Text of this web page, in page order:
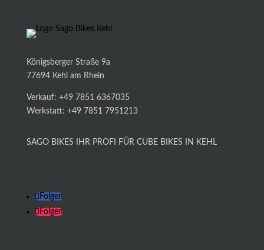
Königsberger Straße 9a
77694 Kehl am Rhein
Verkauf: +49 7851 6367035
Werkstatt: +49 7851 7951213
SAGO BIKES IHR PROFI FÜR CUBE BIKES IN KEHL
Folgen
Folgen